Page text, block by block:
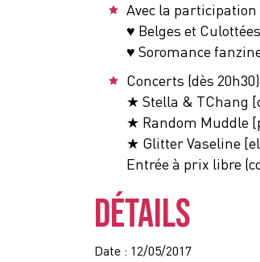
Avec la participation
♥ Belges et
♥ Soromance
Concerts (dès 20h30)
★ Stella & TChang
★ Random Muddle
★ Glitter Vaseline
Entrée à prix libre
DÉTAILS
Date : 12/05/2017